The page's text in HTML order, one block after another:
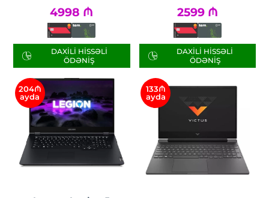
4998 ₼
DAXILI HISSƏLI
ÖDƏNIŞ
2599 ₼
DAXILI HISSƏLI
ÖDƏNIŞ
204₼
ayda
133₼
ayda